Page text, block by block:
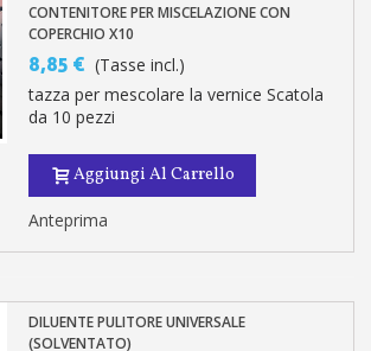
CONTENITORE PER MISCELAZIONE CON
COPERCHIO X10
8,85 € (Tasse incl.)
tazza per mescolare la vernice Scatola
da 10 pezzi
Aggiungi Al Carrello
Anteprima
DILUENTE PULITORE UNIVERSALE
(SOLVENTATO)